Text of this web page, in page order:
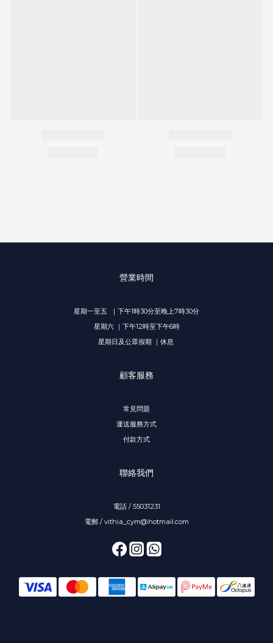
營業時間
星期一至五 ｜下午1時30分至晚上7時30分
星期六 ｜下午12時至下午6時
星期日及公眾假期 ｜休息
顧客服務
常見問題
運送服務方式
付款方式
聯絡我們
電話 / 55031231
電郵 / vithia_cym@hotmail.com